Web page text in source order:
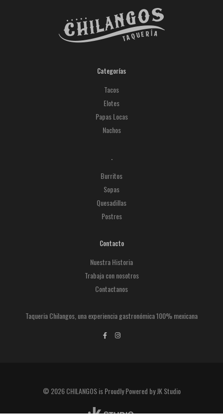
Categorías
Tacos
Elotes
Papas Locas
Nachos
.
Burritos
Sopas
Quesadillas
Postres
Contacto
Nuestra Historia
Trabaja con nosotros
Contactanos
Taqueria Chilangos, una experiencia gastronómica 100% mexicana
© 2026 CHILANGOS is Proudly Powered by JK Studio